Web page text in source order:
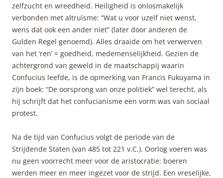
zelfzucht en wreedheid. Heiligheid is onlosmakelijk
verbonden met altruïsme: “Wat u voor uzelf niet wenst,
wens dat ook een ander niet” (later door anderen de
Gulden Regel genoemd). Alles draaide om het verwerven
van het ‘ren’ = goedheid, medemenselijkheid. Gezien de
achtergrond van geweld in de maatschappij waarin
Confucius leefde, is de opmerking van Francis Fukuyama in
zijn boek: “De oorsprong van onze politiek” wel terecht, als
hij schrijft dat het confucianisme een vorm was van sociaal
protest.
Na de tijd van Confucius volgt de periode van de
Strijdende Staten (van 485 tot 221 v.C.). Oorlog voeren was
nu geen voorrecht meer voor de aristocratie: boeren
werden meer en meer ingezet voor de strijd. Een vreselijke,